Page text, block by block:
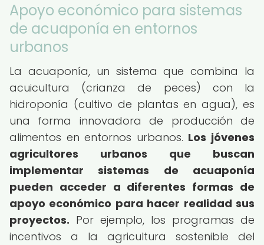
Apoyo económico para sistemas
de acuaponía en entornos
urbanos
La acuaponía, un sistema que combina la
acuicultura (crianza de peces) con la
hidroponía (cultivo de plantas en agua), es
una forma innovadora de producción de
alimentos en entornos urbanos. Los jóvenes
agricultores urbanos que buscan
implementar sistemas de acuaponía
pueden acceder a diferentes formas de
apoyo económico para hacer realidad sus
proyectos. Por ejemplo, los programas de
incentivos a la agricultura sostenible del